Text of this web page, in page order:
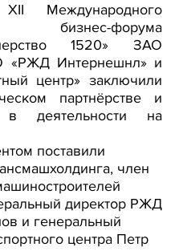
Международного
бизнес-форума
1520» ЗАО
«РЖД Интернешнл» и
центр» заключили
партнёрстве и
деятельности на
поставили
член
директор РЖД
и генеральный
центра Петр